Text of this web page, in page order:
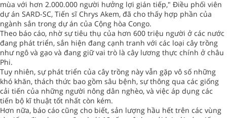
mùa với hơn 2.000.000 người hưởng lợi gián tiếp," Điều phối viên
dự án SARD-SC, Tiến sĩ Chrys Akem, đã cho thấy hợp phần của
ngành sắn trong dự án của Cộng hòa Congo.
Theo báo cáo, nhờ sự tiêu thụ của hơn 600 triệu người ở các nước
đang phát triển, sắn hiện đang cạnh tranh với các loại cây trồng
như ngô và gạo và đang giữ vai trò là cây lương thực chính ở châu
Phi.
Tuy nhiên, sự phát triển của cây trồng này vẫn gặp vô số những
khó khăn, thách thức bao gồm sâu bệnh, sự thông qua các giống
cải tiến của những người nông dân nghèo, và việc áp dụng các
tiến bộ kĩ thuật tốt nhất còn kém.
Hơn nữa, báo cáo cũng cho biết, sản lượng hầu hết trên các vùng